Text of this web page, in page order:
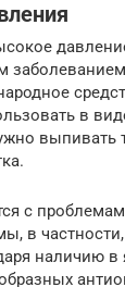
в
выпивать
с
в
наличию в